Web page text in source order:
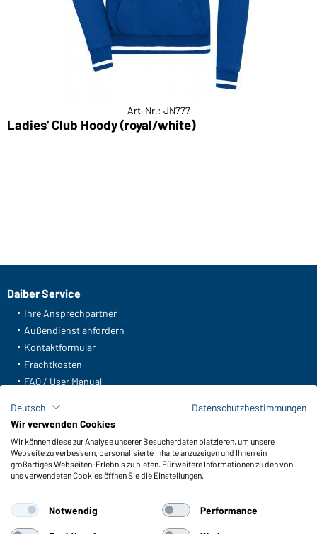
Art-Nr.: JN777
Ladies' Club Hoody (royal/white)
Daiber Service
Ihre Ansprechpartner
Außendienst anfordern
Kontaktformular
Frachtkosten
FAQ / User Manual
Meldeportal nach Hinweisgeberschutz
Funktionen & Pflege
Produkteigenschaften
Pflegehinweise
Farben
Deutsch
Datenschutzbestimmungen
Wir verwenden Cookies
Wir können diese zur Analyse unserer Besucherdaten platzieren, um unsere
Webseite zu verbessern, personalisierte Inhalte anzuzeigen und Ihnen ein
großartiges Webseiten-Erlebnis zu bieten. Für weitere Informationen zu den von
uns verwendeten Cookies öffnen Sie die Einstellungen.
Notwendig Performance